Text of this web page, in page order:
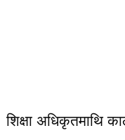
शिक्षा अधिकृतमाथि